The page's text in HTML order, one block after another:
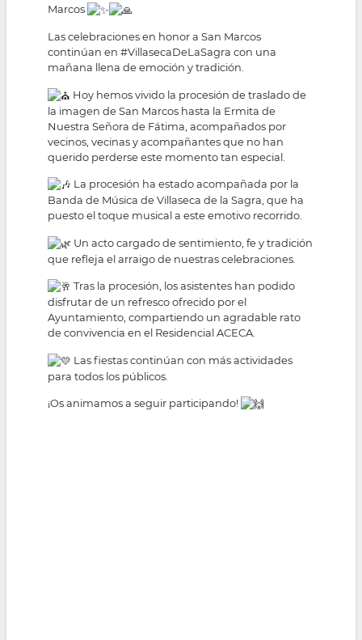
Marcos
Las celebraciones en honor a San Marcos
continúan en#VillasecaDeLaSagra con una
mañana llena de emoción y tradición.
Hoy hemos vivido la procesión de traslado de
la imagen de San Marcos hasta la Ermita de
Nuestra Señora de Fátima, acompañados por
vecinos, vecinas y acompañantes que no han
querido perderse este momento tan especial.
La procesión ha estado acompañada por la
Banda de Música de Villaseca de la Sagra, que ha
puesto el toque musical a este emotivo recorrido.
Un acto cargado de sentimiento, fe y tradición
que refleja el arraigo de nuestras celebraciones.
Tras la procesión, los asistentes han podido
disfrutar de un refresco ofrecido por el
Ayuntamiento, compartiendo un agradable rato
de convivencia en el Residencial ACECA.
Las fiestas continúan con más actividades
para todos los públicos.
¡Os animamos a seguir participando!